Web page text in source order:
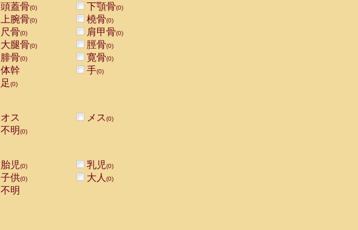
頭蓋骨(0) 下顎骨(0)
上腕骨(0) 橈骨(0)
尺骨(0) 肩甲骨(0)
大腿骨(0) 脛骨(0)
腓骨(0) 寛骨(0)
体幹 手(0)
足(0)
オス
メス(0)
不明(0)
胎児(0) 乳児(0)
子供(0) 大人 (0)
不明